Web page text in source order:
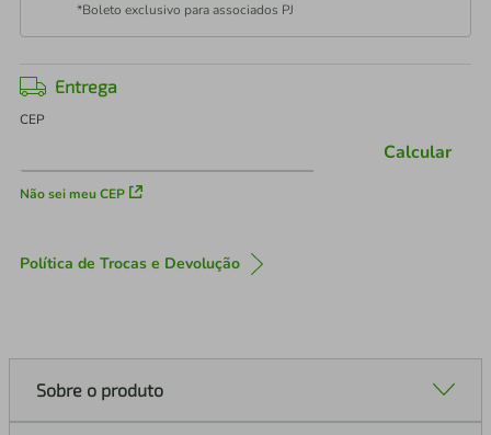
*Boleto exclusivo para associados PJ
Entrega
CEP
Não sei meu CEP
Calcular
Política de Trocas e Devolução
Sobre o produto